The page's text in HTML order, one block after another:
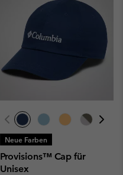
Neue Farben
Provisions™ Cap für
Unisex